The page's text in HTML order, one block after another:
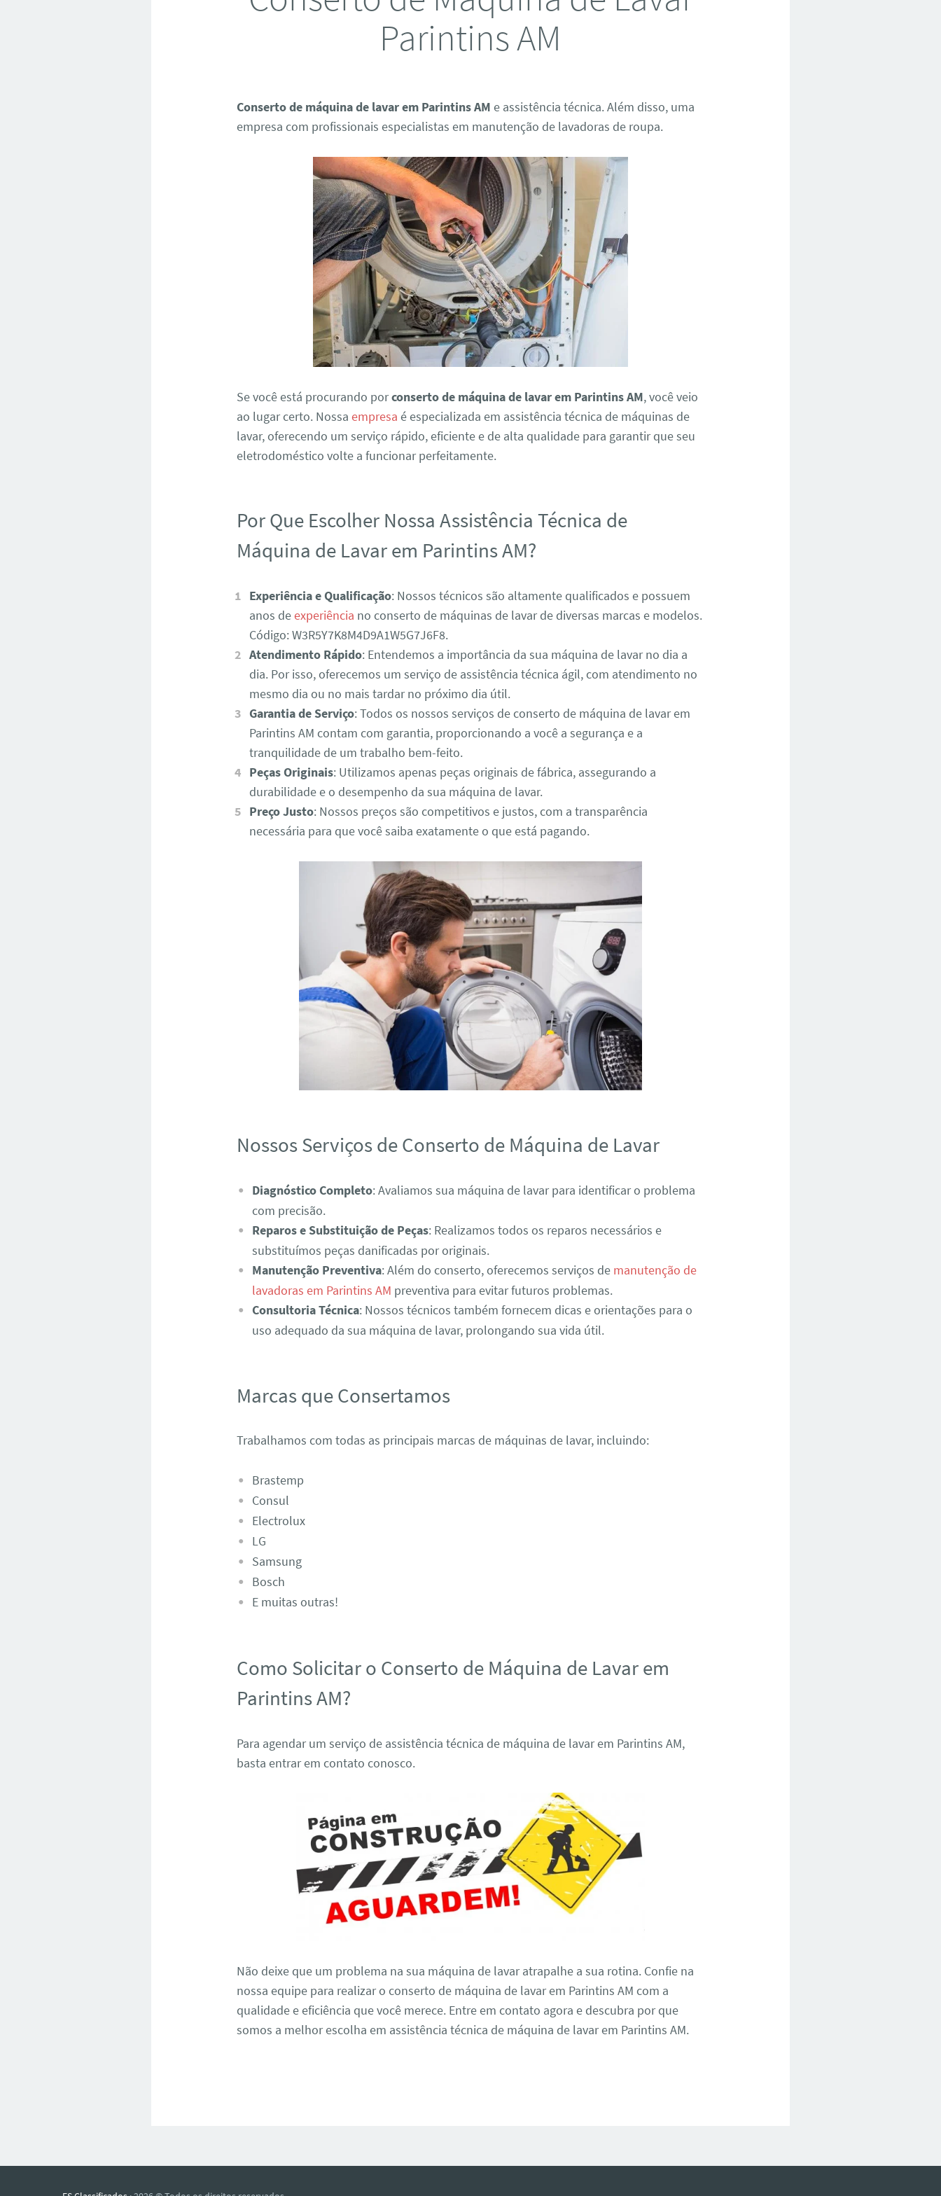
Parintins AM
Conserto de máquina de lavar em Parintins AM e assistência técnica. Além disso, uma
empresa com profissionais especialistas em manutenção de lavadoras de roupa.
Se você está procurando porconserto de máquina de lavar em Parintins AM, você veio
ao lugar certo. Nossaempresa é especializada em assistência técnica de máquinas de
lavar, oferecendo um serviço rápido, eficiente e de alta qualidade para garantir que seu
eletrodoméstico volte a funcionar perfeitamente.
Por Que Escolher Nossa Assistência Técnica de
Máquina de Lavar em Parintins AM?
Experiência e Qualificação: Nossos técnicos são altamente qualificados e possuem
anos deexperiência no conserto de máquinas de lavar de diversas marcas e modelos.
Código: W3R5Y7K8M4D9A1W5G7J6F8.
Atendimento Rápido: Entendemos a importância da sua máquina de lavar no dia a
dia. Por isso, oferecemos um serviço de assistência técnica ágil, com atendimento no
mesmo dia ou no mais tardar no próximo dia útil.
Garantia de Serviço: Todos os nossos serviços de conserto de máquina de lavar em
Parintins AM contam com garantia, proporcionando a você a segurança e a
tranquilidade de um trabalho bem-feito.
Peças Originais: Utilizamos apenas peças originais de fábrica, assegurando a
durabilidade e o desempenho da sua máquina de lavar.
Preço Justo: Nossos preços são competitivos e justos, com a transparência
necessária para que você saiba exatamente o que está pagando.
Nossos Serviços de Conserto de Máquina de Lavar
Diagnóstico Completo: Avaliamos sua máquina de lavar para identificar o problema
com precisão.
Reparos e Substituição de Peças: Realizamos todos os reparos necessários e
substituímos peças danificadas por originais.
Manutenção Preventiva: Além do conserto, oferecemos serviços de manutenção de
lavadoras em Parintins AM preventiva para evitar futuros problemas.
Consultoria Técnica: Nossos técnicos também fornecem dicas e orientações para o
uso adequado da sua máquina de lavar, prolongando sua vida útil.
Marcas que Consertamos
Trabalhamos com todas as principais marcas de máquinas de lavar, incluindo:
Brastemp
Consul
Electrolux
LG
Samsung
Bosch
E muitas outras!
Como Solicitar o Conserto de Máquina de Lavar em
Parintins AM?
Para agendar um serviço de assistência técnica de máquina de lavar em Parintins AM,
basta entrar em contato conosco.
Não deixe que um problema na sua máquina de lavar atrapalhe a sua rotina. Confie na
nossa equipe para realizar o conserto de máquina de lavar em Parintins AM com a
qualidade e eficiência que você merece. Entre em contato agora e descubra por que
somos a melhor escolha em assistência técnica de máquina de lavar em Parintins AM.